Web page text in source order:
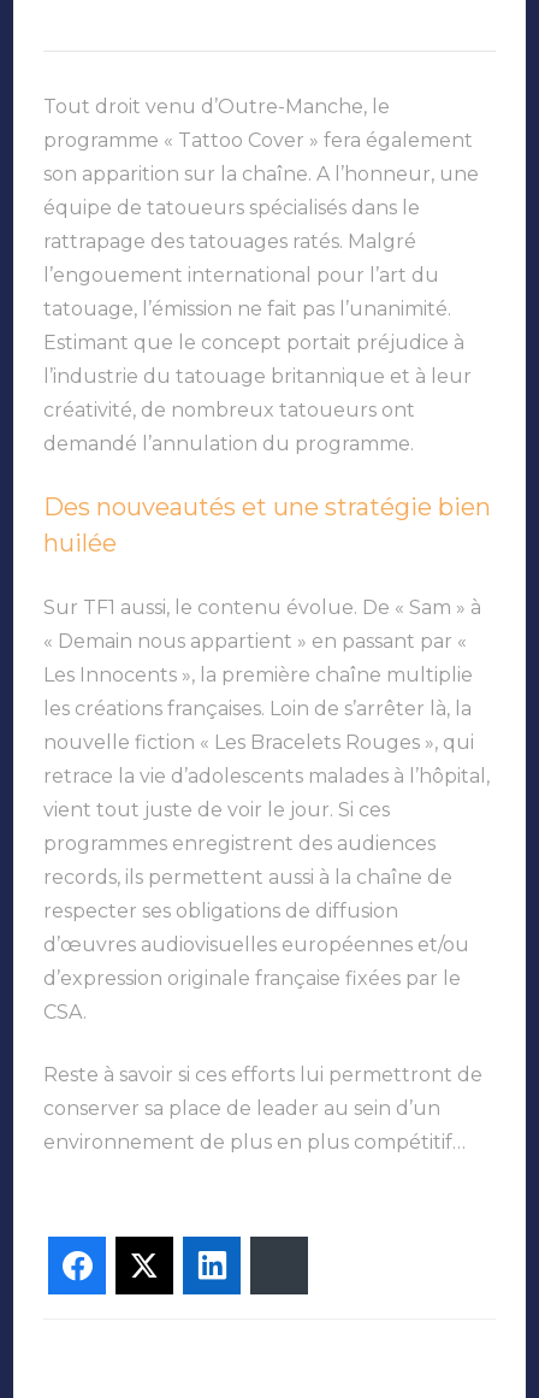
Tout droit venu d’Outre-Manche, le
programme « Tattoo Cover » fera également
son apparition sur la chaîne. A l’honneur, une
équipe de tatoueurs spécialisés dans le
rattrapage des tatouages ratés. Malgré
l’engouement international pour l’art du
tatouage, l’émission ne fait pas l’unanimité.
Estimant que le concept portait préjudice à
l’industrie du tatouage britannique et à leur
créativité, de nombreux tatoueurs ont
demandé l’annulation du programme.
Des nouveautés et une stratégie bien
huilée
Sur TF1 aussi, le contenu évolue. De « Sam » à
« Demain nous appartient » en passant par «
Les Innocents », la première chaîne multiplie
les créations françaises. Loin de s’arrêter là, la
nouvelle fiction « Les Bracelets Rouges », qui
retrace la vie d’adolescents malades à l’hôpital,
vient tout juste de voir le jour. Si ces
programmes enregistrent des audiences
records, ils permettent aussi à la chaîne de
respecter ses obligations de diffusion
d’œuvres audiovisuelles européennes et/ou
d’expression originale française fixées par le
CSA.
Reste à savoir si ces efforts lui permettront de
conserver sa place de leader au sein d’un
environnement de plus en plus compétitif…
FacebookTwitter